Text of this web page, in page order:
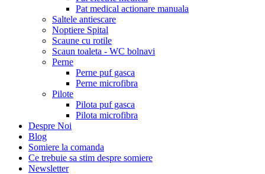
Pat medical actionare manuala
Saltele antiescare
Noptiere Spital
Scaune cu rotile
Scaun toaleta - WC bolnavi
Perne
Perne puf gasca
Perne microfibra
Pilote
Pilota puf gasca
Pilota microfibra
Despre Noi
Blog
Somiere la comanda
Ce trebuie sa stim despre somiere
Newsletter